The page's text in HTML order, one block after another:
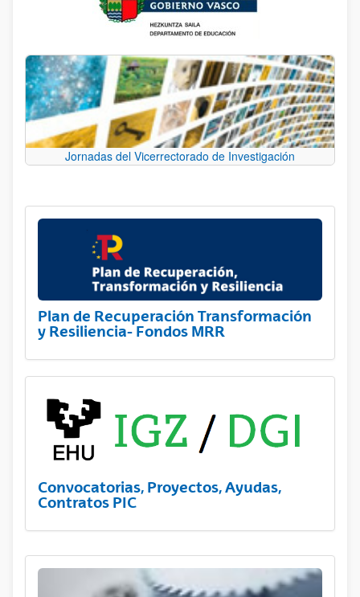
Jornadas del Vicerrectorado de Investigación
Plan de Recuperación Transformación
y Resiliencia- Fondos MRR
Convocatorias, Proyectos, Ayudas,
Contratos PIC